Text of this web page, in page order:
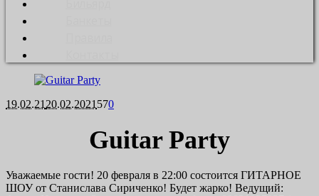
19.02.21 20.02.2021 570
Guitar Party
Уважаемые гости! 20 февраля в 22:00 состоится ГИТАРНОЕ
ШОУ от Станислава Сириченко! Будет жарко! Ведущий: